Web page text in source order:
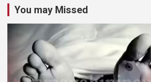
You may Missed